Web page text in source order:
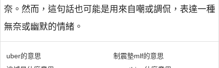
奈。然而，這句話也可能是用來自嘲或調侃，表達一種
無奈或幽默的情緒。
uber的意思
制震墊mlf的意思